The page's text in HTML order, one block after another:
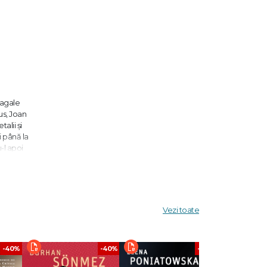
Joan
și
până la
l apoi
Vezi toate
-40% -40% -40%